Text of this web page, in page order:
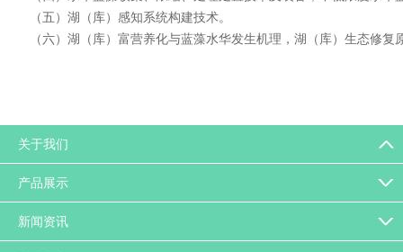
（五）湖（库）感知系统构建技术。
（六）湖（库）富营养化与蓝藻水华发生机理，湖（库）生态修复
关于我们
产品展示
新闻资讯